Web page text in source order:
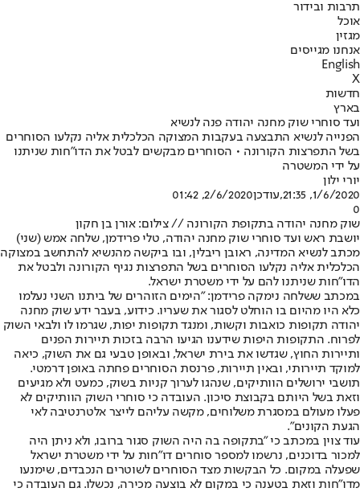
תרבות ובידור
אוכל
מגזין
אנחנו מגייסים
English
X
חדשות
בארץ
ועד סוחרי שוק מחנה יהודה פנה לנשיא
הפנייה לנשיא התבצעה בעקבות המצוקה הכלכלית אליה נקלעו הסוחרים
בשל התפרצות הקורונה • הסוחרים מבקשים לבטל את הדו"חות שניתנו
על ידי המשטרה
יורי ילון
1/6/2020, 21:35
,עודכן2/6/2020, 01:42
0
שוק מחנה יהודה בתקופת הקורונה // צילום: אורן בן חקון
יושבת ראש ועד סוחרי שוק מחנה יהודה, טלי פרידמן, שלחה אמש (שני)
מכתב לנשיא המדינה, ראובן ריבלין, ובו ביקשה מהנשיא להתחשב במצוקה
הכלכלית אליה נקלעו הסוחרים בשל התפרצות נגיף הקורונה ולבטל את
הדו"חות שניתנו להם על ידי משטרת ישראל.
במכתב ששלחה נימקה פרידמן: "הימים הזוהרים של ביתנו השני נעלמו
כלא היו מהיום בו הוחלט לסגור את שעריו. כידוע, בעבר ידע שוק מחנה
יהודה תקופות כואבות וקשות, ומנגד תקופות יפות, שגרמו לו ולבאי השוק
לפרוח. התקופות היפות שידענו הגיעו הרבה בזכות תיירות הפנים
ותיירות החוץ, שגדשו את בירת ישראל, ובאופן טבעי גם את השוק, כיאה
למוקד תיירותי, ובאין תיירות, פרנסת הסוחרים פחתה באופן דרמטי.
תושבי ירושלים הוותיקים, שנהגו לערוך קניות בשוק, כמעט ולא מגיעים
וזאת בשל היותם בקבוצת סיכון. העובדה כי סוחרי השוק הוותיקים לא
פעלו מעולם במסגרת משלוחים, מקשה עליהם לייצר אלטרנטיבה לאי
הגעת הקונים".
עוד צוין במכתב כי "בתקופה בה היה השוק סגור ברובו, ולא ניתן היה
למכור בדוכנים, נרשמו למספר סוחרים דו"חות על ידי משטרת ישראל
שפעלה במקום. כל הבקשות מצד הסוחרים לשוטרים הנכבדים, שימנעו
מדו"חות וזאת בטענה כי במקום לא בוצעה מכירה, נכשלו. גם העובדה כי